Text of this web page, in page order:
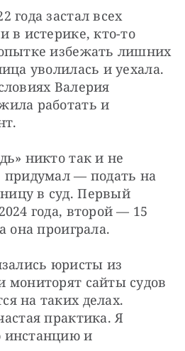
года застал всех
в истерике, кто-то
избежать лишних
уволилась и уехала.
Валерия
работать и
никто так и не
придумал — подать на
в суд. Первый
года, второй — 15
она проиграла.
юристы из
мониторят сайты судов
на таких делах.
практика. Я
инстанцию и